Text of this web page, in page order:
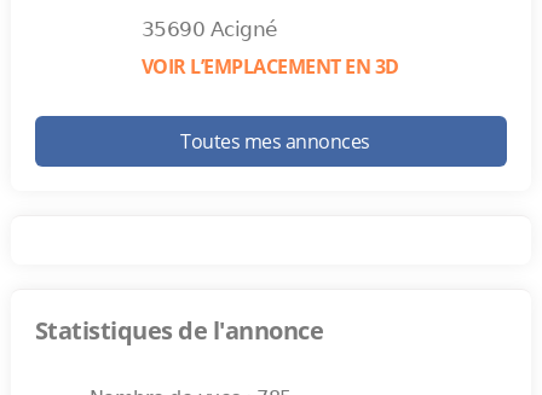
35690 Acigné
VOIR L’EMPLACEMENT EN 3D
Toutes mes annonces
Statistiques de l'annonce